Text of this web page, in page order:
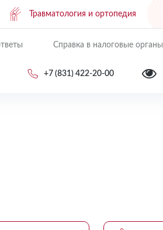
Травматология и ортопедия
Справка в налоговые органы
+7 (831) 422-20-00